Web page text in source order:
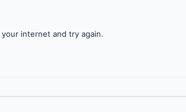
internet and try again.